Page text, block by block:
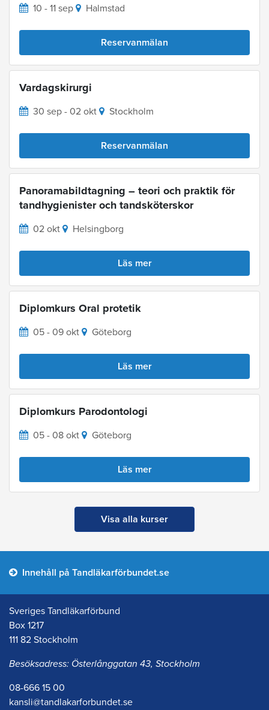
10 - 11 sep Halmstad
Reservanmälan
Vardagskirurgi
30 sep - 02 okt Stockholm
Reservanmälan
Panoramabildtagning – teori och praktik för
tandhygienister och tandsköterskor
02 okt Helsingborg
Läs mer
Diplomkurs Oral protetik
05 - 09 okt Göteborg
Läs mer
Diplomkurs Parodontologi
05 - 08 okt Göteborg
Läs mer
Visa alla kurser
Innehåll på Tandläkarförbundet.se
Sveriges Tandläkarförbund
Box 1217
111 82 Stockholm
Besöksadress: Österlånggatan 43, Stockholm
08-666 15 00
kansli@tandlakarforbundet.se